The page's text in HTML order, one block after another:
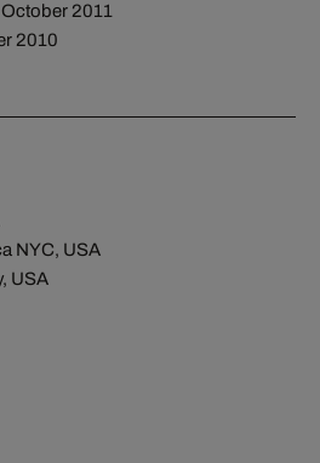
2011
2010
NYC, USA
USA